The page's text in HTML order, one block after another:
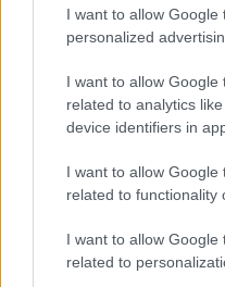
I want to allow Google
personalized
I want to allow Google
related to analytics
device identifiers in
I want to allow Google
related to functionality
I want to allow Google
related to
Anime stil fan art
dva Valiant Gargoyles
Kliknite ili dodirnite